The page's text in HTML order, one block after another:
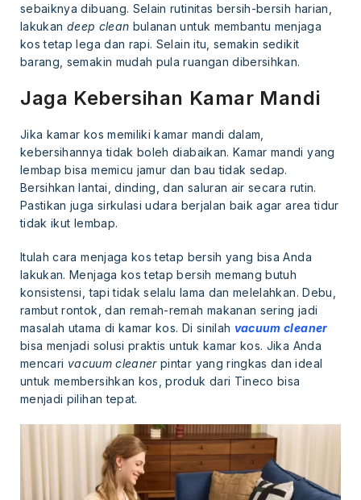
sebaiknya dibuang. Selain rutinitas bersih-bersih harian,
lakukan deep clean bulanan untuk membantu menjaga
kos tetap lega dan rapi. Selain itu, semakin sedikit
barang, semakin mudah pula ruangan dibersihkan.
Jaga Kebersihan Kamar Mandi
Jika kamar kos memiliki kamar mandi dalam,
kebersihannya tidak boleh diabaikan. Kamar mandi yang
lembap bisa memicu jamur dan bau tidak sedap.
Bersihkan lantai, dinding, dan saluran air secara rutin.
Pastikan juga sirkulasi udara berjalan baik agar area tidur
tidak ikut lembap.
Itulah cara menjaga kos tetap bersih yang bisa Anda
lakukan. Menjaga kos tetap bersih memang butuh
konsistensi, tapi tidak selalu lama dan melelahkan. Debu,
rambut rontok, dan remah-remah makanan sering jadi
masalah utama di kamar kos. Di sinilah vacuum cleaner
bisa menjadi solusi praktis untuk kamar kos. Jika Anda
mencari vacuum cleanerpintar yang ringkas dan ideal
untuk membersihkan kos, produk dari Tineco bisa
menjadi pilihan tepat.